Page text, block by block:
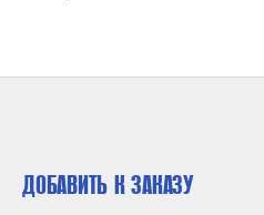
ДОБАВИТЬ К ЗАКАЗУ